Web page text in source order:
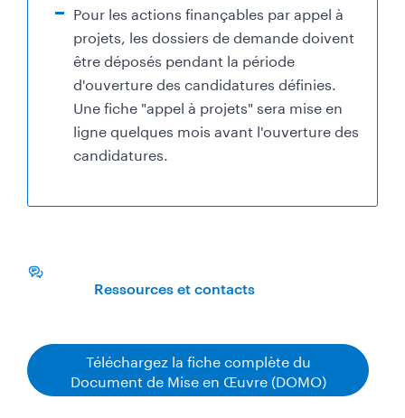
Pour les actions finançables par appel à
projets, les dossiers de demande doivent
être déposés pendant la période
d'ouverture des candidatures définies.
Une fiche "appel à projets" sera mise en
ligne quelques mois avant l'ouverture des
candidatures.
Ressources et contacts
Téléchargez la fiche complète du
Document de Mise en Œuvre (DOMO)